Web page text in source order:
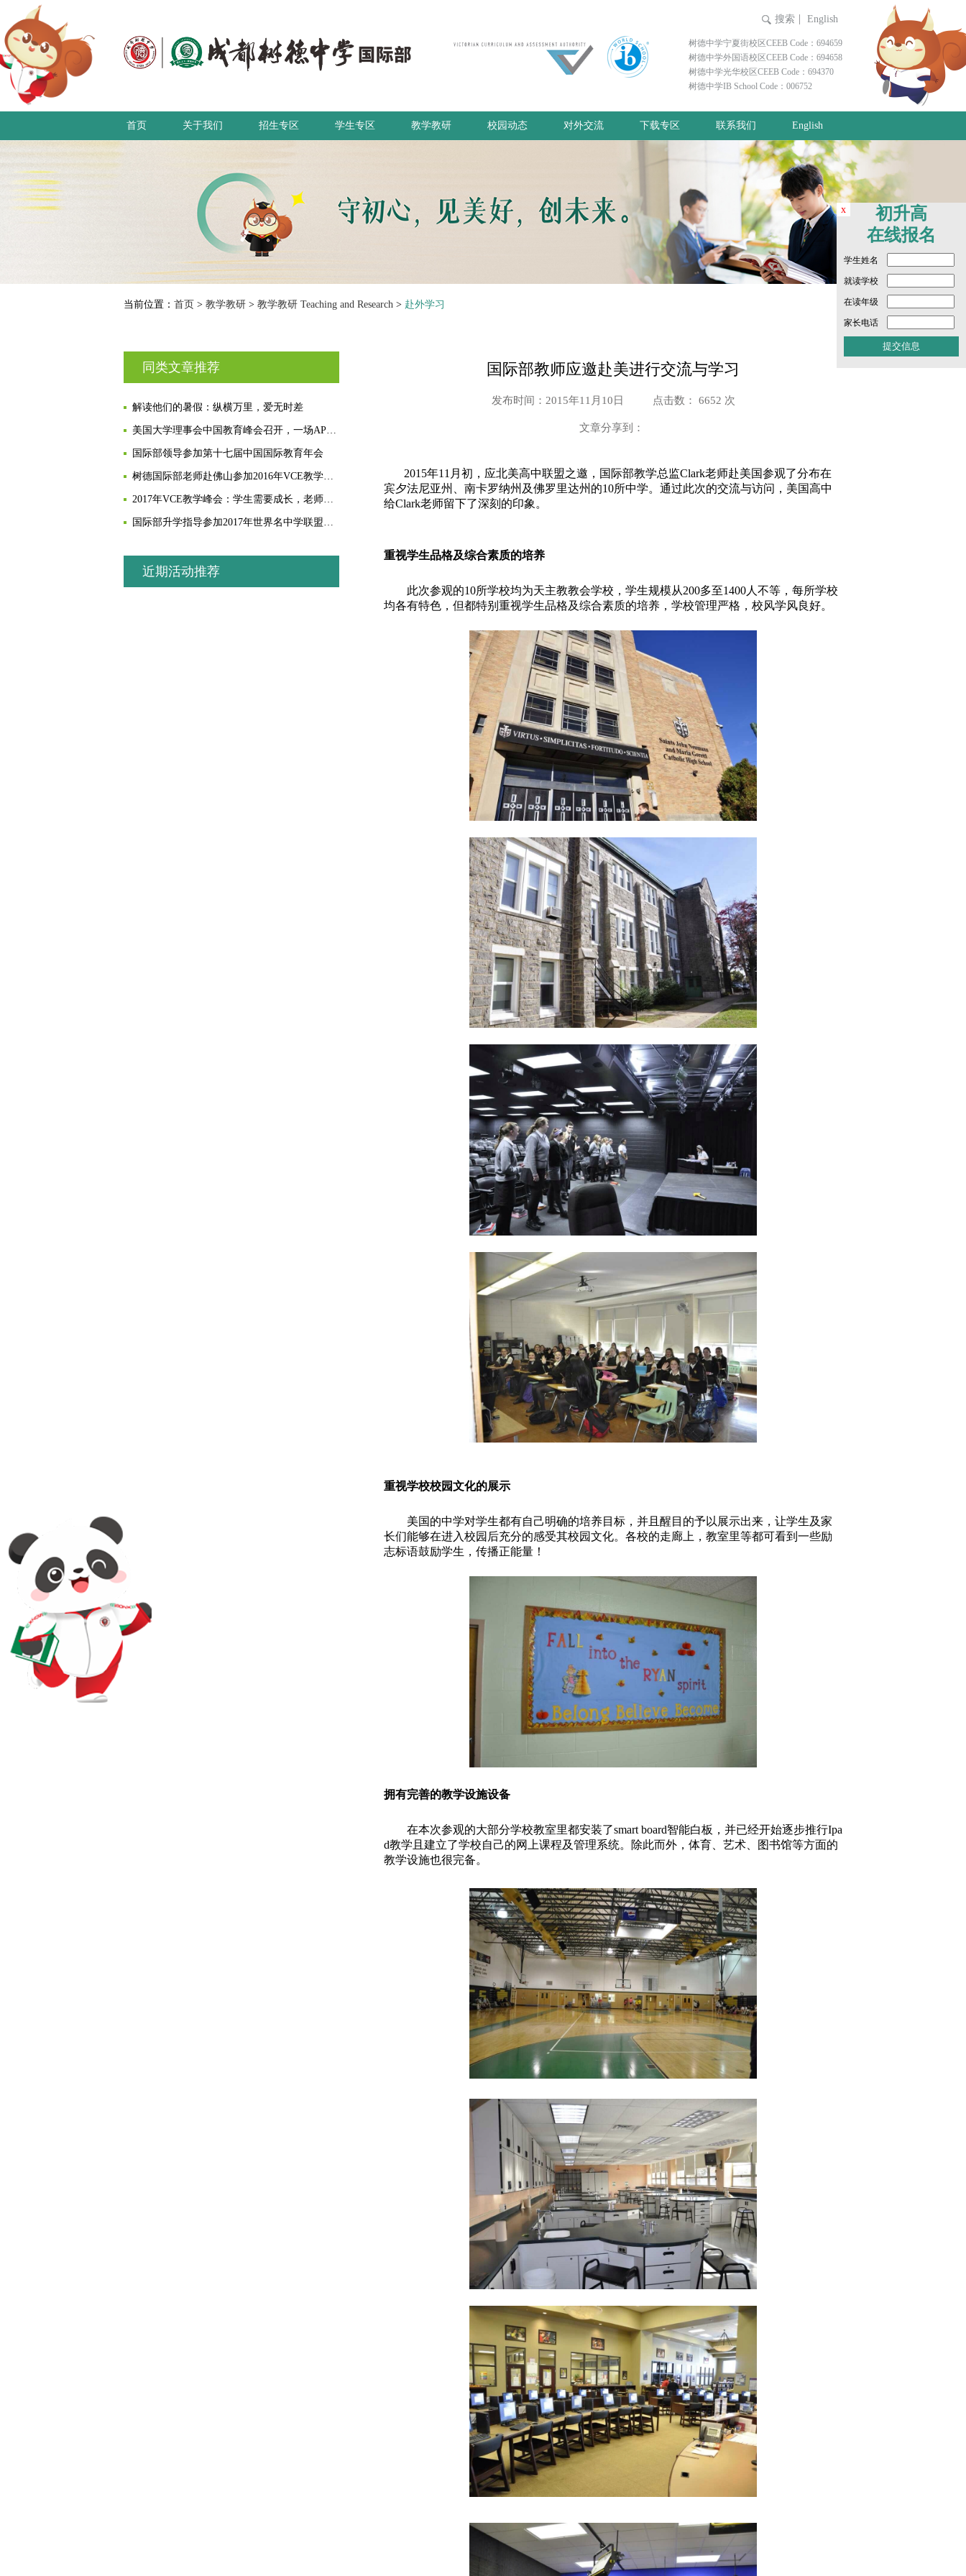
x
初升高
在线报名
学生姓名
就读学校
在读年级
家长电话
搜索 English
树德中学宁夏街校区CEEB Code：694659
树德中学外国语校区CEEB Code：694658
树德中学光华校区CEEB Code：694370
树德中学IB School Code：006752
首页 关于我们 招生专区 学生专区 教学教研 校园动态 对外交流 下载专区 联系我们 English
当前位置： 首页 > 教学教研 > 教学教研 Teaching and Research > 赴外学习
同类文章推荐
解读他们的暑假：纵横万里，爱无时差
美国大学理事会中国教育峰会召开，一场AP学校的教育盛会！
国际部领导参加第十七届中国国际教育年会
树德国际部老师赴佛山参加2016年VCE教学峰会
2017年VCE教学峰会：学生需要成长，老师更需要成长！
国际部升学指导参加2017年世界名中学联盟年会&大学研讨会
近期活动推荐
国际部教师应邀赴美进行交流与学习
发布时间：2015年11月10日 点击数： 6652 次
文章分享到：
2015年11月初，应北美高中联盟之邀，国际部教学总监Clark老师赴美国参观了分布在
宾夕法尼亚州、南卡罗纳州及佛罗里达州的10所中学。通过此次的交流与访问，美国高中
给Clark老师留下了深刻的印象。
重视学生品格及综合素质的培养
此次参观的10所学校均为天主教教会学校，学生规模从200多至1400人不等，每所学校
均各有特色，但都特别重视学生品格及综合素质的培养，学校管理严格，校风学风良好。
重视学校校园文化的展示
美国的中学对学生都有自己明确的培养目标，并且醒目的予以展示出来，让学生及家
长们能够在进入校园后充分的感受其校园文化。各校的走廊上，教室里等都可看到一些励
志标语鼓励学生，传播正能量！
拥有完善的教学设施设备
在本次参观的大部分学校教室里都安装了smart board智能白板，并已经开始逐步推行Ipa
d教学且建立了学校自己的网上课程及管理系统。除此而外，体育、艺术、图书馆等方面的
教学设施也很完备。